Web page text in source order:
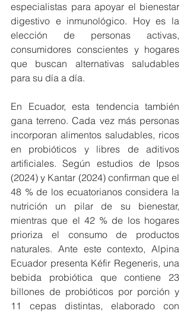
especialistas para apoyar el bienestar
digestivo e inmunológico. Hoy es la
elección de personas activas,
consumidores conscientes y hogares
que buscan alternativas saludables
para su día a día.
En Ecuador, esta tendencia también
gana terreno. Cada vez más personas
incorporan alimentos saludables, ricos
en probióticos y libres de aditivos
artificiales. Según estudios de Ipsos
(2024) y Kantar (2024) confirman que el
48 % de los ecuatorianos considera la
nutrición un pilar de su bienestar,
mientras que el 42 % de los hogares
prioriza el consumo de productos
naturales. Ante este contexto, Alpina
Ecuador presenta Kéfir Regeneris, una
bebida probiótica que contiene 23
billones de probióticos por porción y
11 cepas distintas, elaborado con